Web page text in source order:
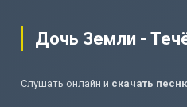
Дочь Земли -
Слушать онлайн и скачать